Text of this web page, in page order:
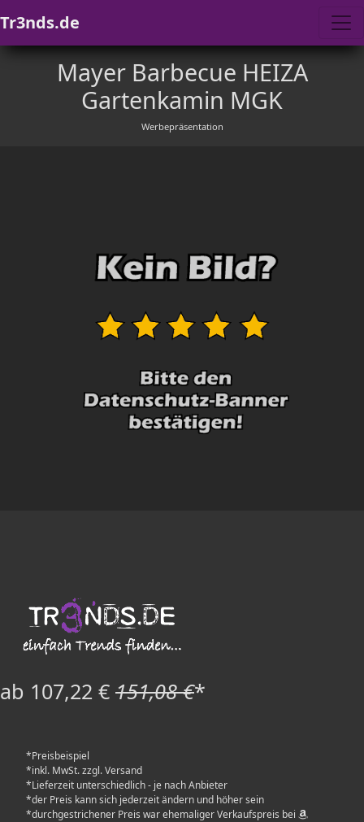
Tr3nds.de
Mayer Barbecue HEIZA
Gartenkamin MGK
Werbepräsentation
ab 107,22 € 151,08 €*
*Preisbeispiel
*inkl. MwSt. zzgl. Versand
*Lieferzeit unterschiedlich - je nach Anbieter
*der Preis kann sich jederzeit ändern und höher sein
*durchgestrichener Preis war ehemaliger Verkaufspreis bei